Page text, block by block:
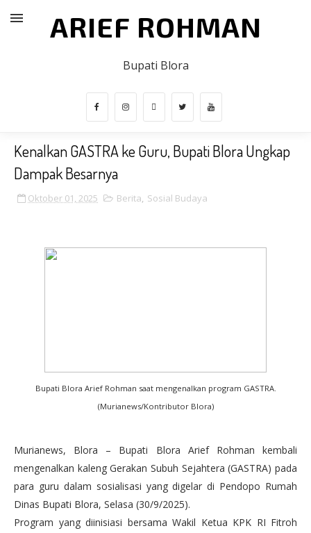
ARIEF ROHMAN
Bupati Blora
Kenalkan GASTRA ke Guru, Bupati Blora Ungkap
Dampak Besarnya
Oktober 01, 2025 Berita, Sosial Budaya
Bupati Blora Arief Rohman saat mengenalkan program GASTRA.
(Murianews/Kontributor Blora)
Murianews, Blora – Bupati Blora Arief Rohman kembali
mengenalkan kaleng Gerakan Subuh Sejahtera (GASTRA) pada
para guru dalam sosialisasi yang digelar di Pendopo Rumah
Dinas Bupati Blora, Selasa (30/9/2025).
Program yang diinisiasi bersama Wakil Ketua KPK RI Fitroh